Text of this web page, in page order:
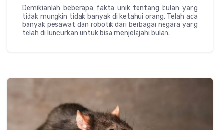
Demikianlah beberapa fakta unik tentang bulan yang
tidak mungkin tidak banyak di ketahui orang. Telah ada
banyak pesawat dan robotik dari berbagai negara yang
telah di luncurkan untuk bisa menjelajahi bulan.